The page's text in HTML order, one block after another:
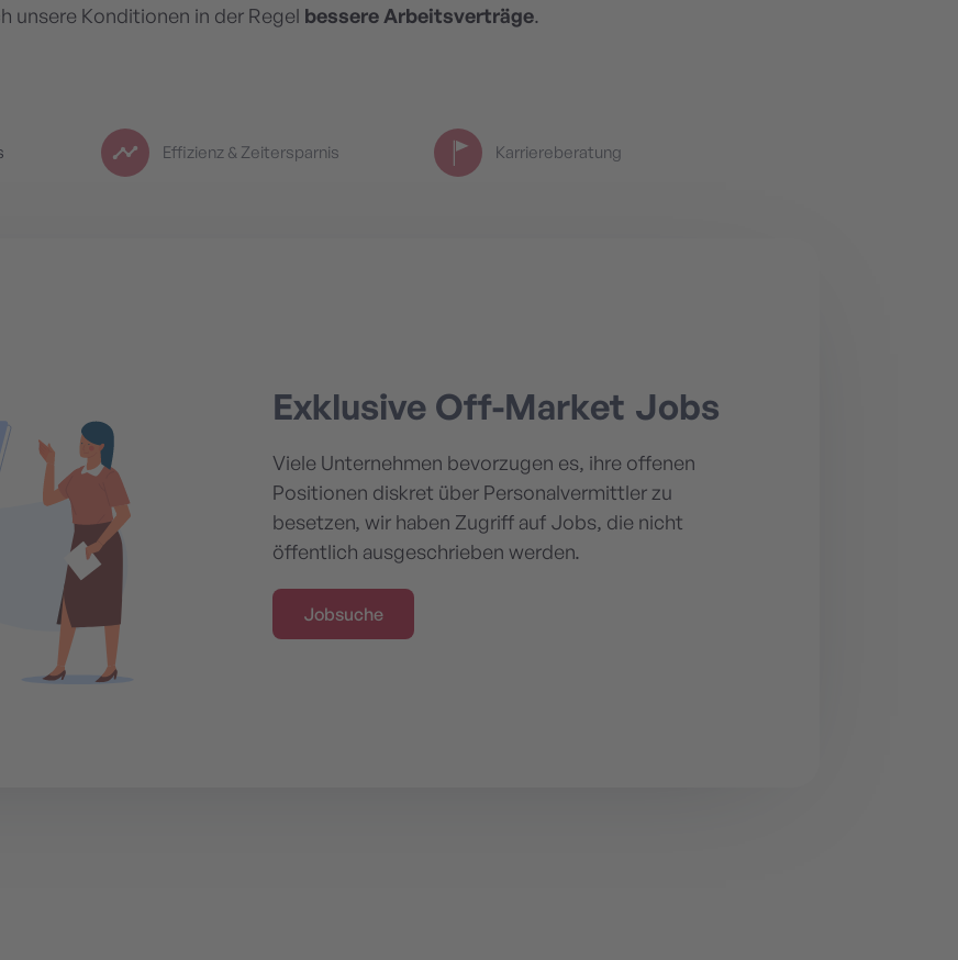
unsere Konditionen in der Regel bessere Arbeitsverträge.
Effizienz & Zeitersparnis Karriereberatung
Exklusive Off-Market Jobs
Viele Unternehmen bevorzugen es, ihre offenen
Positionen diskret über Personalvermittler zu
besetzen, wir haben Zugriff auf Jobs, die nicht
öffentlich ausgeschrieben werden.
Jobsuche